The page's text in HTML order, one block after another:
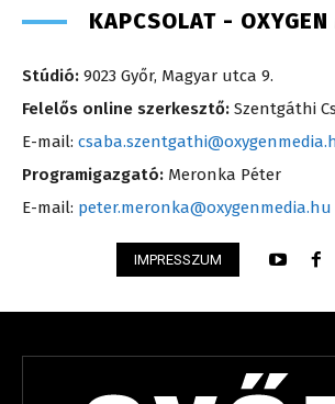
KAPCSOLAT -
Stúdió: 9023 Győr, Magyar utca 9.
Felelős online szerkesztő: Szentgáthi
E-mail:
Programigazgató: Meronka Péter
E-mail: peter.meronka@oxygenmedia.hu
IMPRESSZUM